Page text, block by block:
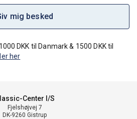
mig besked
DKK til Danmark & 1500 DKK til
her
Center I/S
Fjelshøjvej 7
DK-9260 Gistrup